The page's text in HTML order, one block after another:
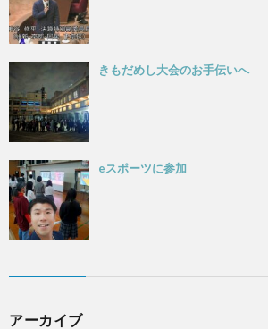
きもだめし大会のお手伝いへ
eスポーツに参加
アーカイブ